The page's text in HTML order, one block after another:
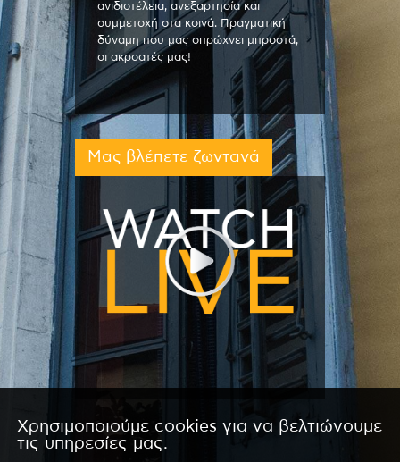
ανιδιοτέλεια, ανεξαρτησία και
συμμετοχή στα κοινά. Πραγματική
δύναμη που μας σπρώχνει μπροστά,
οι ακροατές μας!
Μας βλέπετε ζωντανά
Χρησιμοποιούμε cookies για να βελτιώνουμε
τις υπηρεσίες μας.